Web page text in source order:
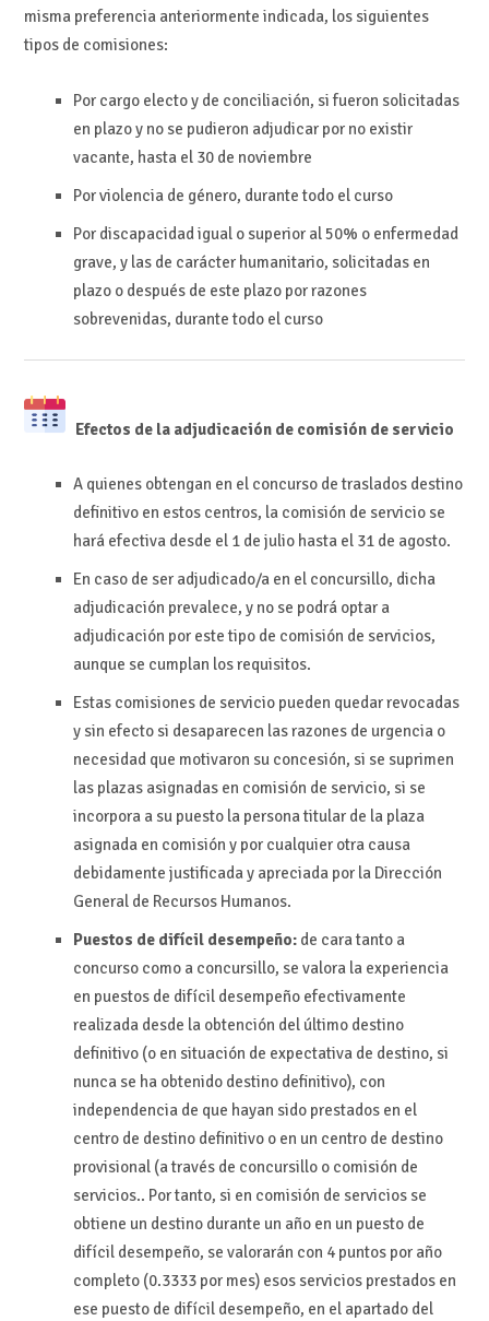
misma preferencia anteriormente indicada, los siguientes
tipos de comisiones:
Por cargo electo y de conciliación, si fueron solicitadas
en plazo y no se pudieron adjudicar por no existir
vacante, hasta el 30 de noviembre
Por violencia de género, durante todo el curso
Por discapacidad igual o superior al 50% o enfermedad
grave, y las de carácter humanitario, solicitadas en
plazo o después de este plazo por razones
sobrevenidas, durante todo el curso
Efectos de la adjudicación de comisión de servicio
A quienes obtengan en el concurso de traslados destino
definitivo en estos centros, la comisión de servicio se
hará efectiva desde el 1 de julio hasta el 31 de agosto.
En caso de ser adjudicado/a en el concursillo, dicha
adjudicación prevalece, y no se podrá optar a
adjudicación por este tipo de comisión de servicios,
aunque se cumplan los requisitos.
Estas comisiones de servicio pueden quedar revocadas
y sin efecto si desaparecen las razones de urgencia o
necesidad que motivaron su concesión, si se suprimen
las plazas asignadas en comisión de servicio, si se
incorpora a su puesto la persona titular de la plaza
asignada en comisión y por cualquier otra causa
debidamente justificada y apreciada por la Dirección
General de Recursos Humanos.
Puestos de difícil desempeño:de cara tanto a
concurso como a concursillo, se valora la experiencia
en puestos de difícil desempeño efectivamente
realizada desde la obtención del último destino
definitivo (o en situación de expectativa de destino, si
nunca se ha obtenido destino definitivo), con
independencia de que hayan sido prestados en el
centro de destino definitivo o en un centro de destino
provisional (a través de concursillo o comisión de
servicios.. Por tanto, si en comisión de servicios se
obtiene un destino durante un año en un puesto de
difícil desempeño, se valorarán con 4 puntos por año
completo (0.3333 por mes) esos servicios prestados en
ese puesto de difícil desempeño, en el apartado del